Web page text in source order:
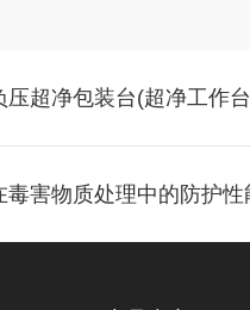
压超净包装台(超净工作
毒害物质处理中的防护